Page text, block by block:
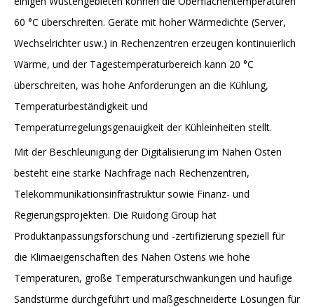
60 °C überschreiten. Geräte mit hoher Wärmedichte (Server,
Wechselrichter usw.) in Rechenzentren erzeugen kontinuierlich
Wärme, und der Tagestemperaturbereich kann 20 °C
überschreiten, was hohe Anforderungen an die Kühlung,
Temperaturbeständigkeit und
Temperaturregelungsgenauigkeit der Kühleinheiten stellt.
Mit der Beschleunigung der Digitalisierung im Nahen Osten
besteht eine starke Nachfrage nach Rechenzentren,
Telekommunikationsinfrastruktur sowie Finanz- und
Regierungsprojekten. Die Ruidong Group hat
Produktanpassungsforschung und -zertifizierung speziell für
die Klimaeigenschaften des Nahen Ostens wie hohe
Temperaturen, große Temperaturschwankungen und häufige
Sandstürme durchgeführt und maßgeschneiderte Lösungen für